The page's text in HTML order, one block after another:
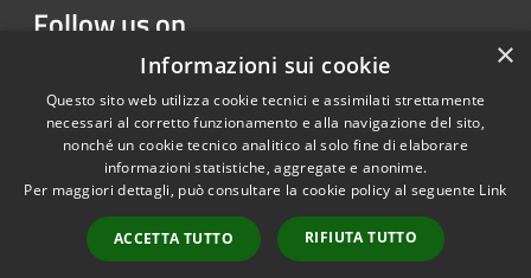
Follow us on
FacebookYoutubeInstagramTelegramWhatsapp
RSS
Accessibility
Copyright © 2026 • Comune
Monte Sant'Angelo • Powered
byMunicipium
Admin
access
×
Informazioni sui cookie
Questo sito web utilizza cookie tecnici e assimilati strettamente
necessari al corretto funzionamento e alla navigazione del sito,
nonché un cookie tecnico analitico al solo fine di elaborare
informazioni statistiche, aggregate e anonime.
Per maggiori dettagli, può consultare la cookie policy al seguente Link
ACCETTA TUTTO RIFIUTA TUTTO